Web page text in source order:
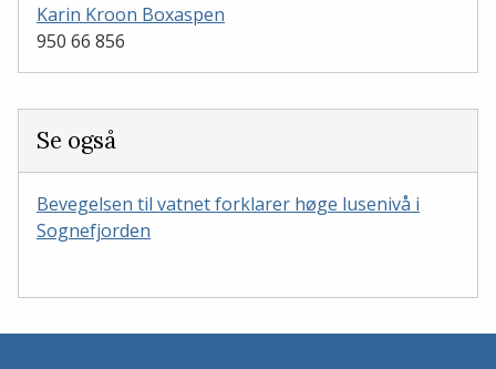
Karin Kroon Boxaspen
950 66 856
Se også
Bevegelsen til vatnet forklarer høge lusenivå i
Sognefjorden